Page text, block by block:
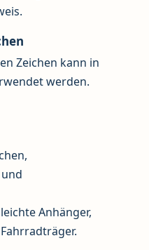
Zeichen kann in
werden.
Anhänger,